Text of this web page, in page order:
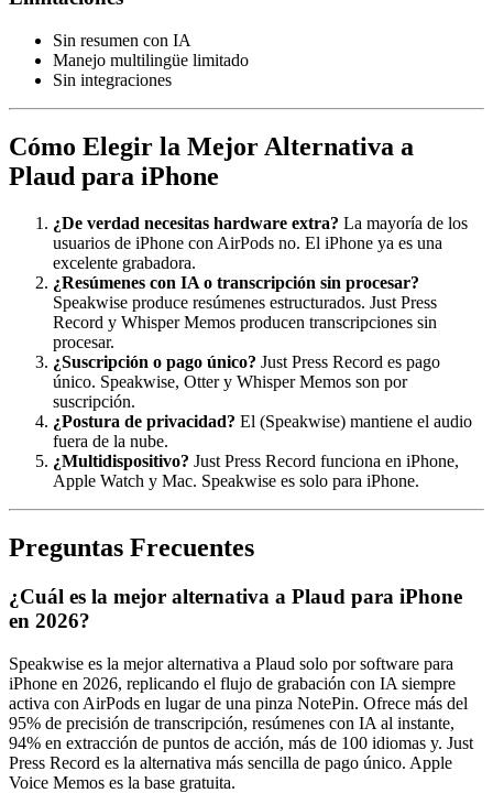
Sin resumen con IA
Manejo multilingüe limitado
Sin integraciones
Cómo Elegir la Mejor Alternativa a
Plaud para iPhone
¿De verdad necesitas hardware extra? La mayoría de los
usuarios de iPhone con AirPods no. El iPhone ya es una
excelente grabadora.
¿Resúmenes con IA o transcripción sin procesar?
Speakwise produce resúmenes estructurados. Just Press
Record y Whisper Memos producen transcripciones sin
procesar.
¿Suscripción o pago único? Just Press Record es pago
único. Speakwise, Otter y Whisper Memos son por
suscripción.
¿Postura de privacidad? El (Speakwise) mantiene el audio
fuera de la nube.
¿Multidispositivo? Just Press Record funciona en iPhone,
Apple Watch y Mac. Speakwise es solo para iPhone.
Preguntas Frecuentes
¿Cuál es la mejor alternativa a Plaud para iPhone
en 2026?
Speakwise es la mejor alternativa a Plaud solo por software para
iPhone en 2026, replicando el flujo de grabación con IA siempre
activa con AirPods en lugar de una pinza NotePin. Ofrece más del
95% de precisión de transcripción, resúmenes con IA al instante,
94% en extracción de puntos de acción, más de 100 idiomas y. Just
Press Record es la alternativa más sencilla de pago único. Apple
Voice Memos es la base gratuita.